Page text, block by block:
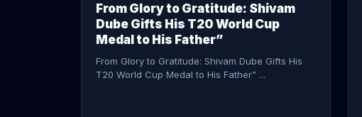
From Glory to Gratitude: Shivam
Dube Gifts His T20 World Cup
Medal to His Father”
From Glory to Gratitude: Shivam Dube Gifts His
T20 World Cup Medal to His Father” ...